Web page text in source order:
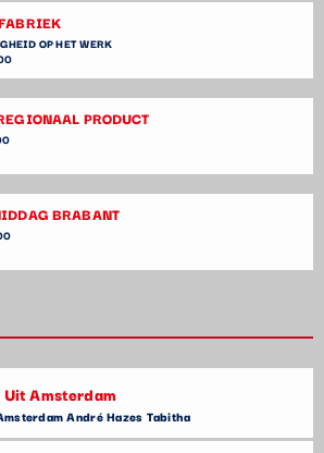
OP HET WERK
PRODUCT
BRABANT
Amsterdam
André Hazes Tabitha